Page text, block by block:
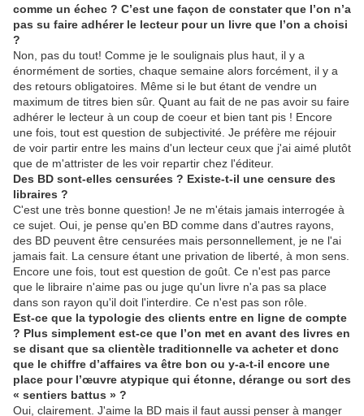
comme un échec ? C’est une façon de constater que l’on n’a
pas su faire adhérer le lecteur pour un livre que l’on a choisi
?
Non, pas du tout! Comme je le soulignais plus haut, il y a
énormément de sorties, chaque semaine alors forcément, il y a
des retours obligatoires. Même si le but étant de vendre un
maximum de titres bien sûr. Quant au fait de ne pas avoir su faire
adhérer le lecteur à un coup de coeur et bien tant pis ! Encore
une fois, tout est question de subjectivité. Je préfère me réjouir
de voir partir entre les mains d'un lecteur ceux que j'ai aimé plutôt
que de m'attrister de les voir repartir chez l'éditeur.
Des BD sont-elles censurées ? Existe-t-il une censure des
libraires ?
C'est une très bonne question! Je ne m'étais jamais interrogée à
ce sujet. Oui, je pense qu'en BD comme dans d'autres rayons,
des BD peuvent être censurées mais personnellement, je ne l'ai
jamais fait. La censure étant une privation de liberté, à mon sens.
Encore une fois, tout est question de goût. Ce n'est pas parce
que le libraire n'aime pas ou juge qu'un livre n'a pas sa place
dans son rayon qu'il doit l'interdire. Ce n'est pas son rôle.
Est-ce que la typologie des clients entre en ligne de compte
? Plus simplement est-ce que l’on met en avant des livres en
se disant que sa clientèle traditionnelle va acheter et donc
que le chiffre d’affaires va être bon ou y-a-t-il encore une
place pour l’œuvre atypique qui étonne, dérange ou sort des
« sentiers battus » ?
Oui, clairement. J'aime la BD mais il faut aussi penser à manger